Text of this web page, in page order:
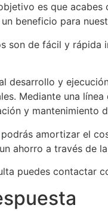
es que
beneficio para
son de fácil y rápida
desarrollo y
Mediante una
y mantenimiento
podrás amortizar el
ahorro a través de
puedes contactar